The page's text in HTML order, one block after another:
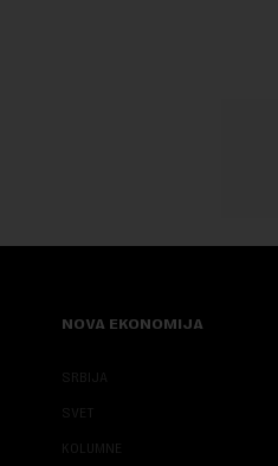
NOVA EKONOMIJA
SRBIJA
SVET
KOLUMNE